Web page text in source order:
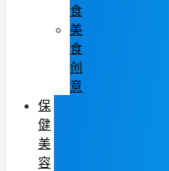
食
美
食
创
意
保
健
美
容